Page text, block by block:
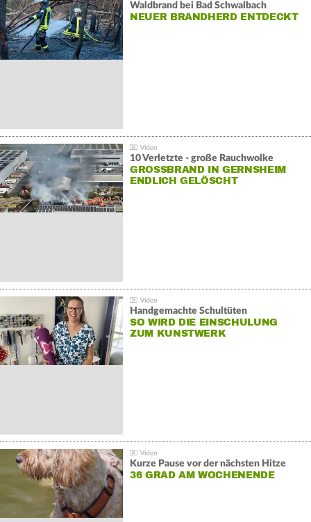
Waldbrand bei Bad Schwalbach
NEUER BRANDHERD ENTDECKT
10 Verletzte - große Rauchwolke
GROSSBRAND IN GERNSHEIM E
NDLICH GELÖSCHT
Handgemachte Schultüten
SO WIRD DIE EINSCHULUNG
ZUM KUNSTWERK
Kurze Pause vor der nächsten Hitze
36 GRAD AM WOCHENENDE